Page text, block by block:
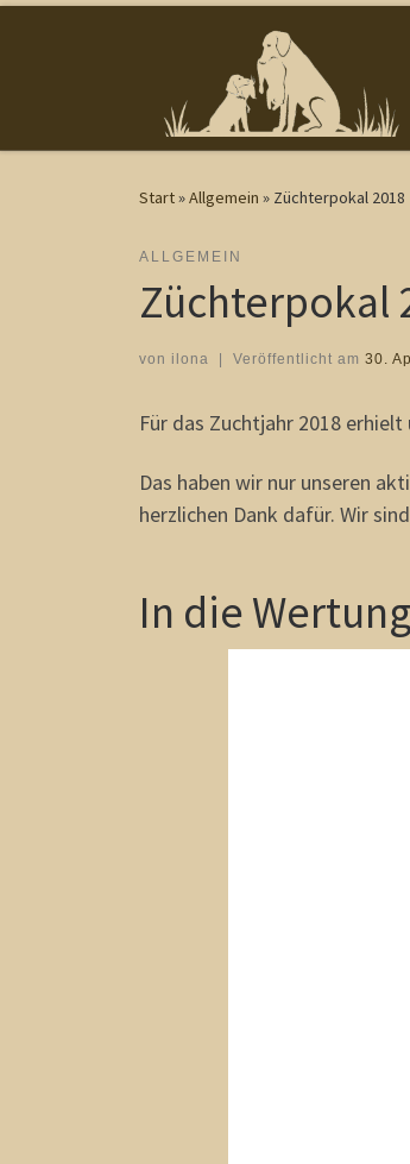
Start»Allgemein » Züchterpokal 2018
ALLGEMEIN
Züchterpokal
von ilona Veröffentlicht am 30.
Für das Zuchtjahr 2018
Das haben wir nur unseren
herzlichen Dank dafür. Wir
In die